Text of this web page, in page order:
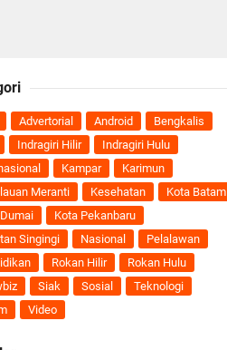
Fata
Ekonomi
Semakin Andal
Advertorial Android
Bengkalis
Indragiri Hilir
Indragiri Hulu
Kampar
Karimun
Meranti
Kesehatan
Kota Batam
Kota Pekanbaru
Singingi
Nasional
Pelalawan
Rokan Hilir
Rokan Hulu
Siak Sosial
Teknologi
Video